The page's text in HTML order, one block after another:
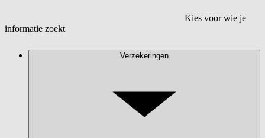
Kies voor wie je
informatie zoekt
Verzekeringen